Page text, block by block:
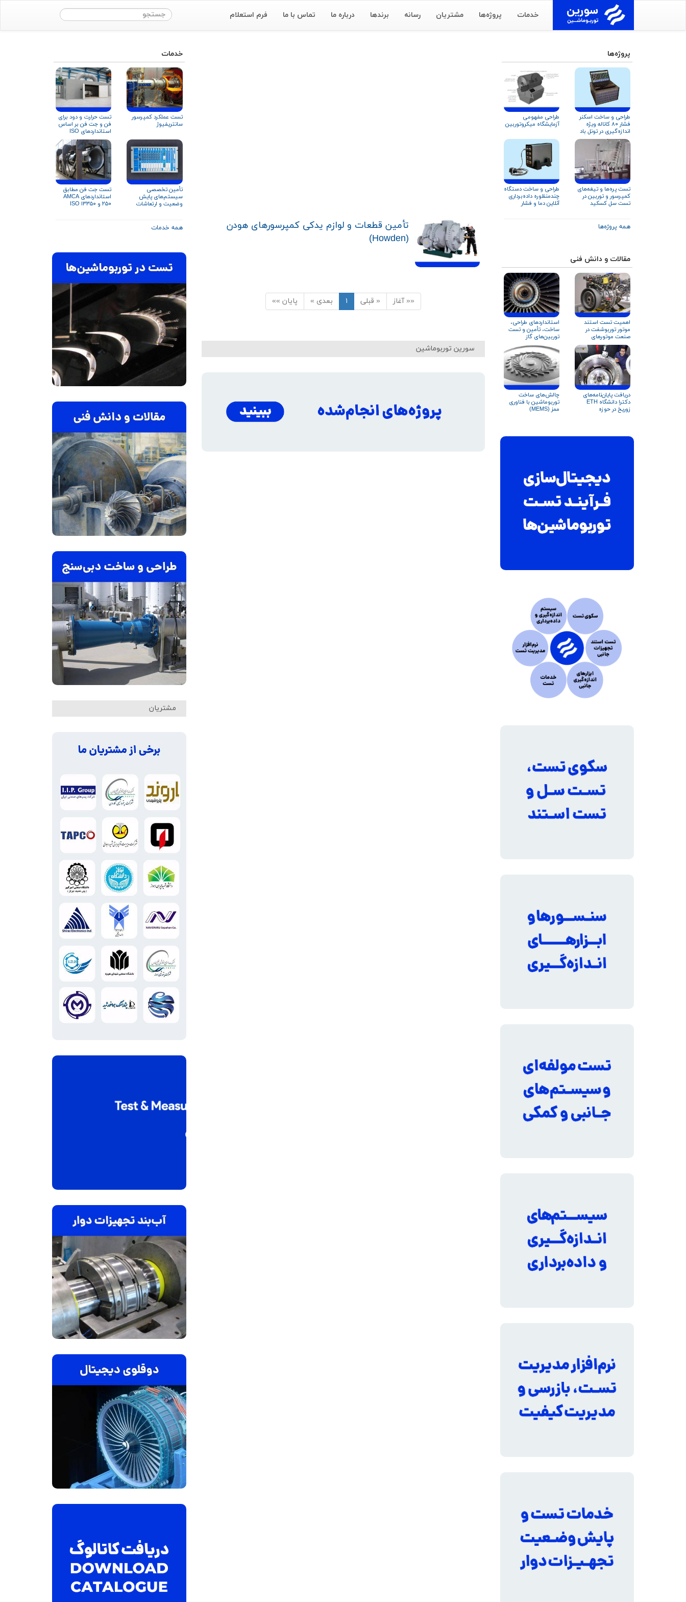
خدمات پروژه‌ها مشتریان رسانه برندها درباره ما تماس با ما فرم استعلام
پروژه‌ها
طراحی و ساخت اسکنر
فشار ۸۰ کاناله ویژه
اندازه‌گیری در تونل باد
طراحی مفهومی
آزمایشگاه میکروتوربین
تست پره‌ها و تیغه‌های
کمپرسور و توربین در
تست سل کسکید
طراحی و ساخت دستگاه
چندمنظوره داده‌برداری
آنلاین دما و فشار
همه پروژه‌ها
مقالات و دانش فنی
اهمیت تست استند
موتور توربوشفت در
صنعت موتورهای
هوایی
استانداردهای طراحی،
ساخت، تأمین و تست
توربین‌های گاز
دریافت پایان‌نامه‌های
دکترا دانشگاه ETH
زوریخ در حوزه
چالش‌های ساخت
توربوماشین با فناوری
ممز (MEMS)
تأمین قطعات و لوازم یدکی کمپرسورهای هودن
(Howden)
«« آغاز « قبلی ۱ بعدی » پایان »»
سورین توربوماشین
خدمات
تست عملکرد کمپرسور
سانتریفیوژ
تست حرارت و دود برای
فن و جت‌‌ فن‌ بر اساس
استانداردهای ISO
۲۱۹۲۷ و EN ۱۲۱۰۱
تأمین تخصصی
سیستم‌های پایش
وضعیت و ارتعاشات
تست جت فن مطابق
استانداردهای AMCA
۲۵۰ و ISO ۱۳۳۵۰
همه خدمات
مشتریان